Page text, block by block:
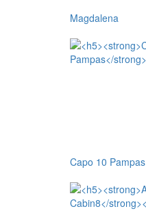
Magdalena
Capo 10 Pampas